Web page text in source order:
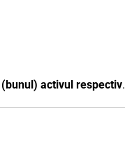
activul respectiv.